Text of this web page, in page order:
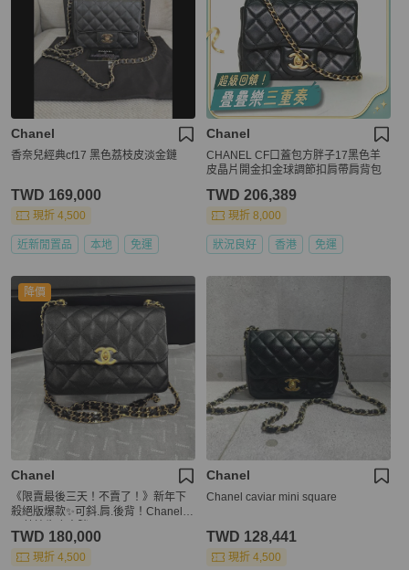
Chanel
香奈兒經典cf17 黑色荔枝皮淡金鏈
TWD 169,000
現折 4,500
近新閒置品 本地 免運
Chanel
CHANEL CF口蓋包方胖子17黑色羊
皮晶片開金扣金球調節扣肩帶肩背包
TWD 206,389
現折 8,000
狀況良好 香港 免運
降價
Chanel
《限賣最後三天！不賣了！》新年下
殺絕版爆款✨可斜.肩.後背！Chanel 2
TWD 180,000
現折 4,500
Chanel
Chanel caviar mini square
TWD 128,441
現折 4,500